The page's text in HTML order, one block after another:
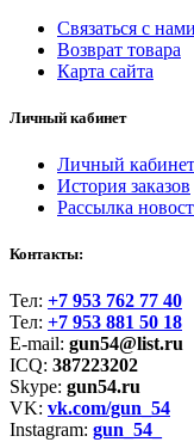
Связаться с нами
Возврат товара
Карта сайта
Личный кабинет
Личный кабинет
История заказов
Рассылка
Контакты:
Тел: +7 953 762 77 40
Тел: +7 953 881 50 18
E-mail: gun54@list.ru
ICQ: 387223202
Skype: gun54.ru
VK: vk.com/gun_54
Instagram: gun_54_